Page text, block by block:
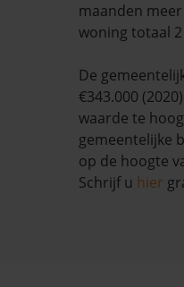
maanden
woning totaal
De
€343.000
waarde te
gemeentelijke
op de hoogte
Schrijf u hier